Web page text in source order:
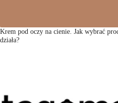
Krem pod oczy na cienie. Jak wybrać
działa?